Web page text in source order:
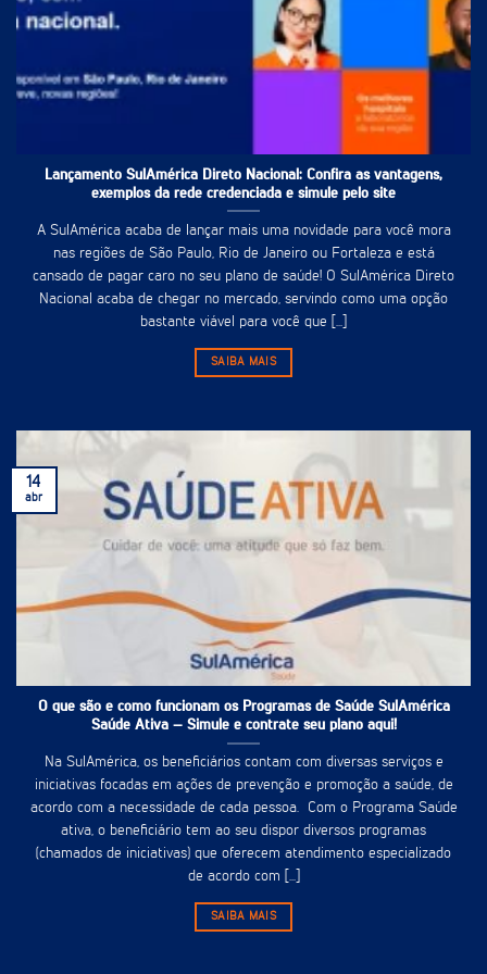
Lançamento SulAmérica Direto Nacional: Confira as vantagens,
exemplos da rede credenciada e simule pelo site
A SulAmérica acaba de lançar mais uma novidade para você mora
nas regiões de São Paulo, Rio de Janeiro ou Fortaleza e está
cansado de pagar caro no seu plano de saúde! O SulAmérica Direto
Nacional acaba de chegar no mercado, servindo como uma opção
bastante viável para você que [...]
SAIBA MAIS
O que são e como funcionam os Programas de Saúde SulAmérica
Saúde Ativa – Simule e contrate seu plano aqui!
Na SulAmérica, os beneficiários contam com diversas serviços e
iniciativas focadas em ações de prevenção e promoção a saúde, de
acordo com a necessidade de cada pessoa. Com o Programa Saúde
ativa, o beneficiário tem ao seu dispor diversos programas
(chamados de iniciativas) que oferecem atendimento especializado
de acordo com [...]
SAIBA MAIS
14
abr